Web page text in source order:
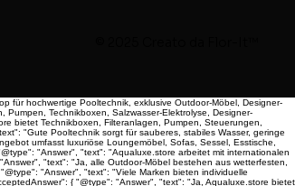
für hochwertige Pooltechnik, exklusive Outdoor-Möbel, Designer-
Technikboxen, Salzwasser-Elektrolyse, Designer-
bietet Technikboxen, Filteranlagen, Pumpen, Steuerungen,
"Gute Pooltechnik sorgt für sauberes, stabiles Wasser, geringe
umfasst luxuriöse Loungemöbel, Sofas, Sessel, Esstische,
"Answer", "text": "Aqualuxe.store arbeitet mit internationalen
"text": "Ja, alle Outdoor-Möbel bestehen aus wetterfesten,
"Answer", "text": "Viele Marken bieten individuelle
{ "@type": "Answer", "text": "Ja, Aqualuxe.store bietet